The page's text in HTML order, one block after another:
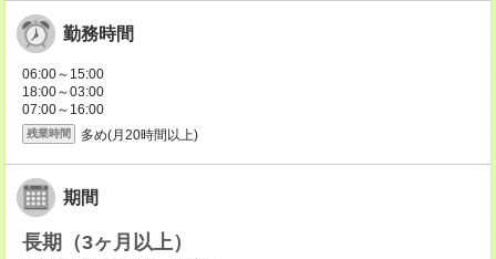
勤務時間
06:00～15:00
18:00～03:00
07:00～16:00
残業時間 多め(月20時間以上)
期間
長期（3ヶ月以上）